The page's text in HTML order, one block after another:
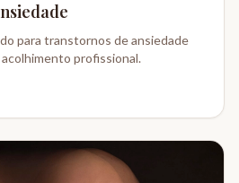
para transtornos de ansiedade
profissional.